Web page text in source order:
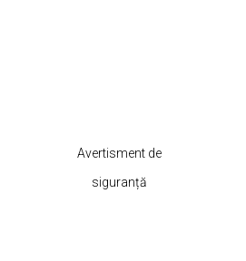
Avertisment de
siguranță